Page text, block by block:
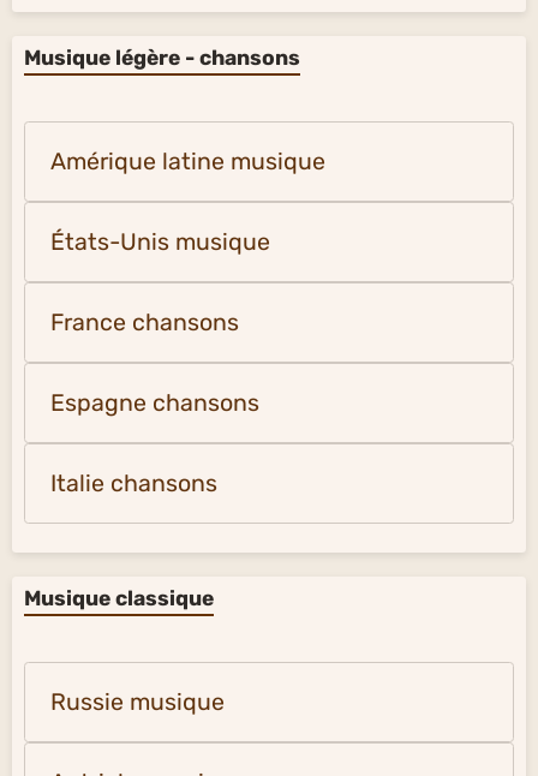
Musique légère - chansons
Amérique latine musique
États-Unis musique
France chansons
Espagne chansons
Italie chansons
Musique classique
Russie musique